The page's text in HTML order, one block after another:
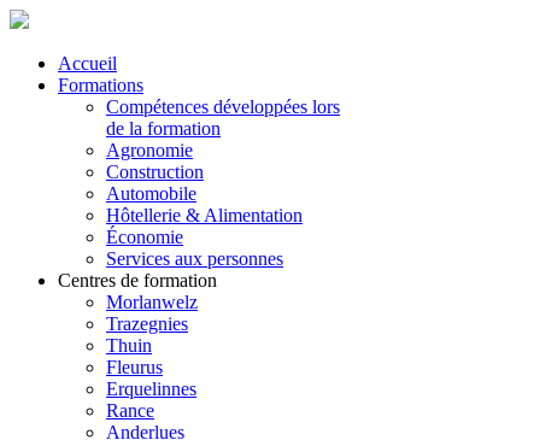
Accueil
Formations
Compétences développées lors
de la formation
Agronomie
Construction
Automobile
Hôtellerie & Alimentation
Économie
Services aux personnes
Centres de formation
Morlanwelz
Trazegnies
Thuin
Fleurus
Erquelinnes
Rance
Anderlues